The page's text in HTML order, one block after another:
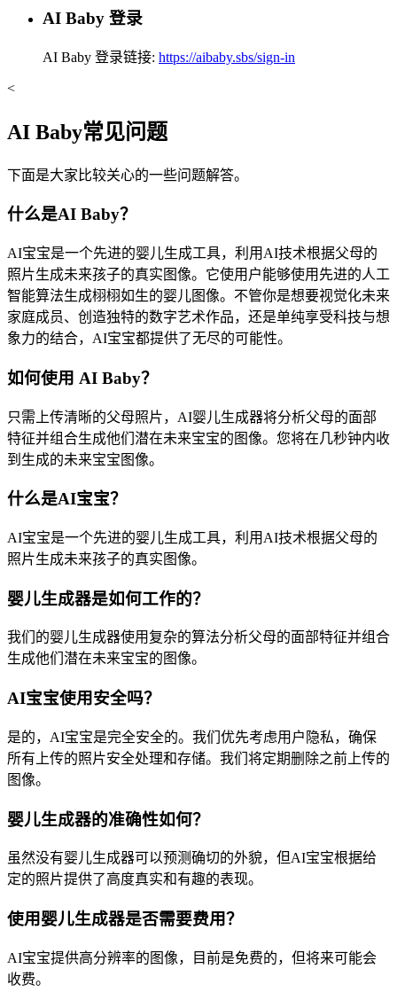
AI Baby 登录
AI Baby 登录链接: https://aibaby.sbs/sign-in
<
AI Baby常见问题
下面是大家比较关心的一些问题解答。
什么是AI Baby？
AI宝宝是一个先进的婴儿生成工具，利用AI技术根据父母的
照片生成未来孩子的真实图像。它使用户能够使用先进的人工
智能算法生成栩栩如生的婴儿图像。不管你是想要视觉化未来
家庭成员、创造独特的数字艺术作品，还是单纯享受科技与想
象力的结合，AI宝宝都提供了无尽的可能性。
如何使用 AI Baby？
只需上传清晰的父母照片，AI婴儿生成器将分析父母的面部
特征并组合生成他们潜在未来宝宝的图像。您将在几秒钟内收
到生成的未来宝宝图像。
什么是AI宝宝？
AI宝宝是一个先进的婴儿生成工具，利用AI技术根据父母的
照片生成未来孩子的真实图像。
婴儿生成器是如何工作的？
我们的婴儿生成器使用复杂的算法分析父母的面部特征并组合
生成他们潜在未来宝宝的图像。
AI宝宝使用安全吗？
是的，AI宝宝是完全安全的。我们优先考虑用户隐私，确保
所有上传的照片安全处理和存储。我们将定期删除之前上传的
图像。
婴儿生成器的准确性如何？
虽然没有婴儿生成器可以预测确切的外貌，但AI宝宝根据给
定的照片提供了高度真实和有趣的表现。
使用婴儿生成器是否需要费用？
AI宝宝提供高分辨率的图像，目前是免费的，但将来可能会
收费。